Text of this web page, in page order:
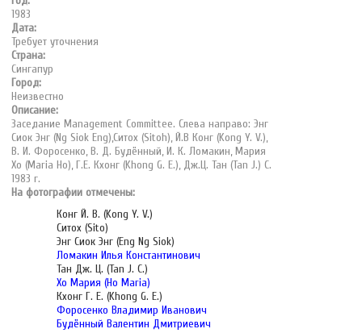
1983
Дата:
Требует уточнения
Страна:
Сингапур
Город:
Неизвестно
Описание:
Заседание Management Committee. Слева направо: Энг
Сиок Энг (Ng Siok Eng),Ситох (Sitoh), Й.В Конг (Kong Y. V.),
В. И. Форосенко, В. Д. Будённый, И. К. Ломакин, Мария
Хо (Maria Ho), Г.Е. Кхонг (Khong G. E.), Дж.Ц. Тан (Tan J.) C.
1983 г.
На фотографии отмечены:
Конг Й. В. (Kong Y. V.)
Ситох (Sito)
Энг Сиок Энг (Eng Ng Siok)
Ломакин Илья Константинович
Тан Дж. Ц. (Tan J. C.)
Хо Мария (Ho Maria)
Кхонг Г. Е. (Khong G. E.)
Форосенко Владимир Иванович
Будённый Валентин Дмитриевич